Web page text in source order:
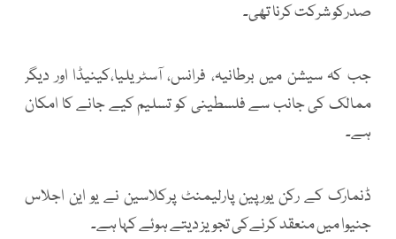
صدرکو شرکت کرنا تھی۔
جب کہ سیشن میں برطانیہ، فرانس، آسٹریلیا،کینیڈا اور دیگر
ممالک کی جانب سے فلسطینی کو تسلیم کیے جانے کا امکان
ہے۔
ڈنمارک کے رکن یورپین پارلیمنٹ پرکلاسین نے یو این اجلاس
جنیوا میں منعقد کرنےکی تجویز دیتے ہوئے کہا ہے۔